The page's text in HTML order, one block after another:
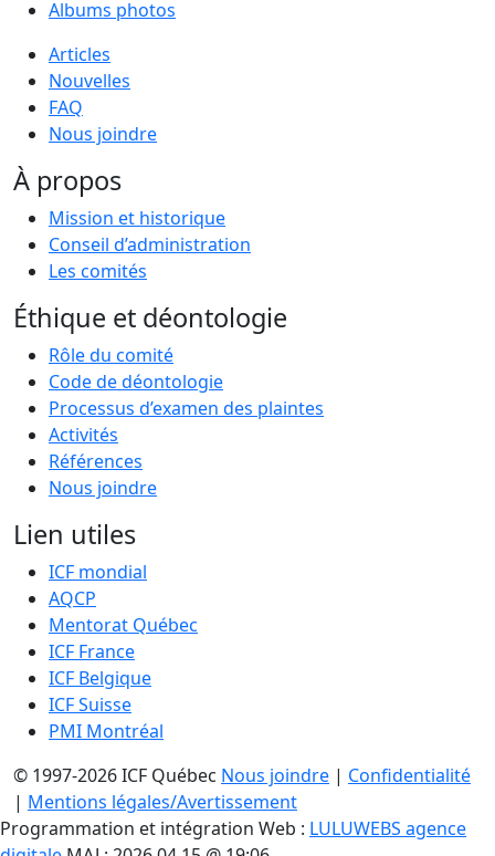
Albums photos
Articles
Nouvelles
FAQ
Nous joindre
À propos
Mission et historique
Conseil d’administration
Les comités
Éthique et déontologie
Rôle du comité
Code de déontologie
Processus d’examen des plaintes
Activités
Références
Nous joindre
Lien utiles
ICF mondial
AQCP
Mentorat Québec
ICF France
ICF Belgique
ICF Suisse
PMI Montréal
© 1997-2026 ICF Québec Nous joindre | Confidentialité
| Mentions légales/Avertissement
Programmation et intégration Web : LULUWEBS agence